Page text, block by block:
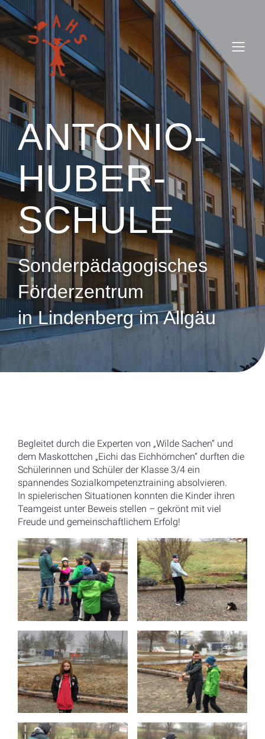
ANTONIO-
HUBER-
SCHULE
Sonderpädagogisches
Förderzentrum
in Lindenberg im Allgäu
Begleitet durch die Experten von „Wilde Sachen“ und
dem Maskottchen „Eichi das Eichhörnchen“ durften die
Schülerinnen und Schüler der Klasse 3/4 ein
spannendes Sozialkompetenztraining absolvieren.
In spielerischen Situationen konnten die Kinder ihren
Teamgeist unter Beweis stellen – gekrönt mit viel
Freude und gemeinschaftlichem Erfolg!